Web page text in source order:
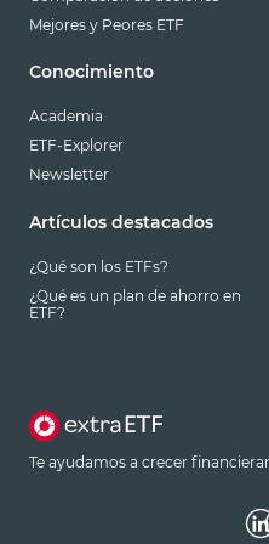
Mejores y Peores ETF
Conocimiento
Academia
ETF-Explorer
Newsletter
Artículos destacados
¿Qué son los ETFs?
¿Qué es un plan de ahorro en
ETF?
Te ayudamos a crecer